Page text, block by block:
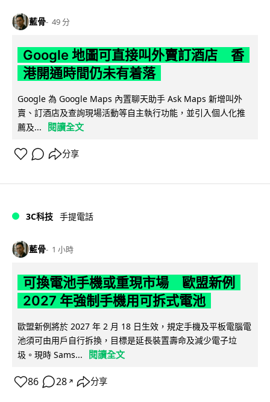
藍骨 49 分
Google 地圖可直接叫外賣訂酒店 香
港開通時間仍未有着落
Google 為 Google Maps 內置聊天助手 Ask Maps 新增叫外
賣、訂酒店及查詢現場活動等自主執行功能，並引入個人化推
薦及...
閱讀全文
分享
3C科技 手提電話
藍骨 1 小時
可換電池手機或重現市場 歐盟新例
2027 年強制手機用可拆式電池
歐盟新例將於 2027 年 2 月 18 日生效，規定手機及平板電腦電
池須可由用戶自行拆換，目標是延長裝置壽命及減少電子垃
圾。現時 Sams...
閱讀全文
86 28 ↗ 分享